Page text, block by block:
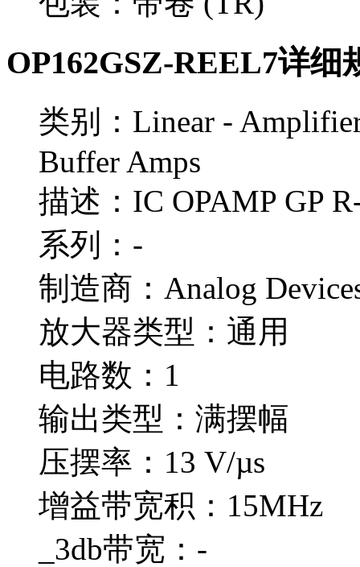
OP162GSZ-REEL7详细
类别：Linear -
Buffer Amps
描述：IC OPAMP GP
系列：-
制造商：Analog
放大器类型：通用
电路数：1
输出类型：满摆幅
压摆率：13 V/µs
增益带宽积：15MHz
_3db带宽：-